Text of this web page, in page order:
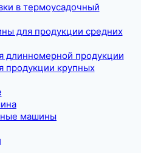
в термоусадочный
для продукции средних
длинномерной продукции
продукции крупных
машины